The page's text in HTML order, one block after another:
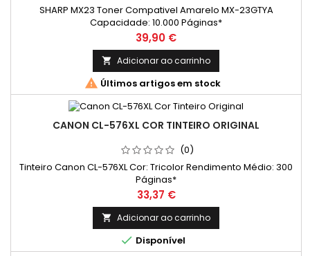
SHARP MX23 Toner Compativel Amarelo MX-23GTYA
Capacidade: 10.000 Páginas*
Preço
39,90 €
 Adicionar ao carrinho
 Últimos artigos em stock
CANON CL-576XL COR TINTEIRO ORIGINAL
(0)
Tinteiro Canon CL-576XL Cor: Tricolor Rendimento Médio: 300
Páginas*
Preço
33,37 €
 Adicionar ao carrinho
 Disponível